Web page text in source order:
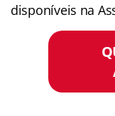
disponíveis na